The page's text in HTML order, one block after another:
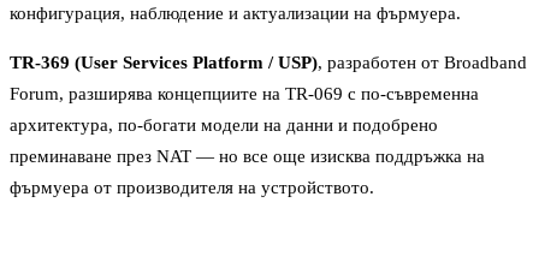
конфигурация, наблюдение и актуализации на фърмуера.
TR-369 (User Services Platform / USP), разработен от Broadband
Forum, разширява концепциите на TR-069 с по-съвременна
архитектура, по-богати модели на данни и подобрено
преминаване през NAT — но все още изисква поддръжка на
фърмуера от производителя на устройството.